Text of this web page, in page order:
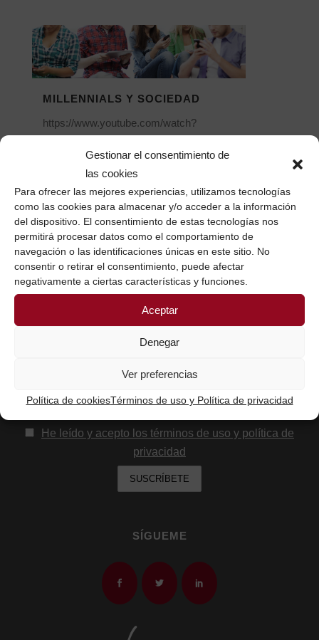
Gestionar el consentimiento de
las cookies
Para ofrecer las mejores experiencias, utilizamos tecnologías
como las cookies para almacenar y/o acceder a la información
del dispositivo. El consentimiento de estas tecnologías nos
permitirá procesar datos como el comportamiento de
navegación o las identificaciones únicas en este sitio. No
consentir o retirar el consentimiento, puede afectar
negativamente a ciertas características y funciones.
Aceptar
Denegar
Ver preferencias
Política de cookiesTérminos de uso y Política de privacidad
MILLENNIALS Y SOCIEDAD
https://www.youtube.com/watch?
ponga que es motivacional...
20 julio, 2018/0 Comentarios
SUSCRÍBETE AQUÍ Y RECIBIRÁS LOS
CONTENIDOS QUE COMPARTO
He leído y acepto los términos de uso y política de
privacidad
SÍGUEME